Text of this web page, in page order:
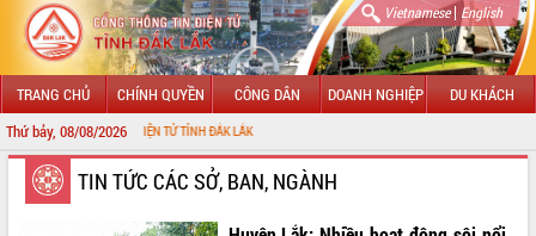
Vietnamese| English
TRANG CHỦ CHÍNH QUYỀN CÔNG DÂN DOANH NGHIỆP DU KHÁCH
Thứ bảy, 08/08/2026
TIN ĐIỆN TỬ TỈNH ĐẮK LẮK
GIỚI THIỆU
LÃNH ĐẠO UBND TỈNH
TIN TỨC CÁC SỞ, BAN, NGÀNH